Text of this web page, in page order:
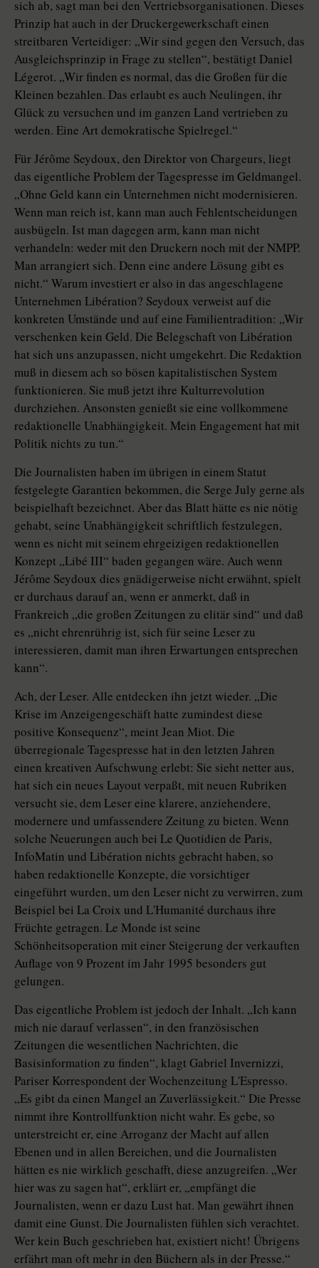
sich ab, sagt man bei den Vertriebsorganisationen. Dieses
Prinzip hat auch in der Druckergewerkschaft einen
streitbaren Verteidiger: „Wir sind gegen den Versuch, das
Ausgleichsprinzip in Frage zu stellen“, bestätigt Daniel
Légerot. „Wir finden es normal, das die Großen für die
Kleinen bezahlen. Das erlaubt es auch Neulingen, ihr
Glück zu versuchen und im ganzen Land vertrieben zu
werden. Eine Art demokratische Spielregel.“
Für Jérôme Seydoux, den Direktor von Chargeurs, liegt
das eigentliche Problem der Tagespresse im Geldmangel.
„Ohne Geld kann ein Unternehmen nicht modernisieren.
Wenn man reich ist, kann man auch Fehlentscheidungen
ausbügeln. Ist man dagegen arm, kann man nicht
verhandeln: weder mit den Druckern noch mit der NMPP.
Man arrangiert sich. Denn eine andere Lösung gibt es
nicht.“ Warum investiert er also in das angeschlagene
Unternehmen Libération? Seydoux verweist auf die
konkreten Umstände und auf eine Familientradition: „Wir
verschenken kein Geld. Die Belegschaft von Libération
hat sich uns anzupassen, nicht umgekehrt. Die Redaktion
muß in diesem ach so bösen kapitalistischen System
funktionieren. Sie muß jetzt ihre Kulturrevolution
durchziehen. Ansonsten genießt sie eine vollkommene
redaktionelle Unabhängigkeit. Mein Engagement hat mit
Politik nichts zu tun.“
Die Journalisten haben im übrigen in einem Statut
festgelegte Garantien bekommen, die Serge July gerne als
beispielhaft bezeichnet. Aber das Blatt hätte es nie nötig
gehabt, seine Unabhängigkeit schriftlich festzulegen,
wenn es nicht mit seinem ehrgeizigen redaktionellen
Konzept „Libé III“ baden gegangen wäre. Auch wenn
Jérôme Seydoux dies gnädigerweise nicht erwähnt, spielt
er durchaus darauf an, wenn er anmerkt, daß in
Frankreich „die großen Zeitungen zu elitär sind“ und daß
es „nicht ehrenrührig ist, sich für seine Leser zu
interessieren, damit man ihren Erwartungen entsprechen
kann“.
Ach, der Leser. Alle entdecken ihn jetzt wieder. „Die
Krise im Anzeigengeschäft hatte zumindest diese
positive Konsequenz“, meint Jean Miot. Die
überregionale Tagespresse hat in den letzten Jahren
einen kreativen Aufschwung erlebt: Sie sieht netter aus,
hat sich ein neues Layout verpaßt, mit neuen Rubriken
versucht sie, dem Leser eine klarere, anziehendere,
modernere und umfassendere Zeitung zu bieten. Wenn
solche Neuerungen auch bei Le Quotidien de Paris,
InfoMatin und Libération nichts gebracht haben, so
haben redaktionelle Konzepte, die vorsichtiger
eingeführt wurden, um den Leser nicht zu verwirren, zum
Beispiel bei La Croix und L'Humanité durchaus ihre
Früchte getragen. Le Monde ist seine
Schönheitsoperation mit einer Steigerung der verkauften
Auflage von 9 Prozent im Jahr 1995 besonders gut
gelungen.
Das eigentliche Problem ist jedoch der Inhalt. „Ich kann
mich nie darauf verlassen“, in den französischen
Zeitungen die wesentlichen Nachrichten, die
Basisinformation zu finden“, klagt Gabriel Invernizzi,
Pariser Korrespondent der Wochenzeitung L'Espresso.
„Es gibt da einen Mangel an Zuverlässigkeit.“ Die Presse
nimmt ihre Kontrollfunktion nicht wahr. Es gebe, so
unterstreicht er, eine Arroganz der Macht auf allen
Ebenen und in allen Bereichen, und die Journalisten
hätten es nie wirklich geschafft, diese anzugreifen. „Wer
hier was zu sagen hat“, erklärt er, „empfängt die
Journalisten, wenn er dazu Lust hat. Man gewährt ihnen
damit eine Gunst. Die Journalisten fühlen sich verachtet.
Wer kein Buch geschrieben hat, existiert nicht! Übrigens
erfährt man oft mehr in den Büchern als in der Presse.“